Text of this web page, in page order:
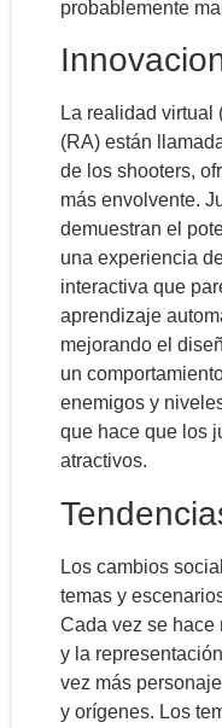
probablemente
La realidad virtual
(RA) están
de los shooters,
más envolvente.
demuestran el
una experiencia
interactiva que
aprendizaje
mejorando el
un
enemigos y
que hace que los
atractivos.
Los cambios
temas y
Cada vez se hace
y la
vez más
y orígenes. Los